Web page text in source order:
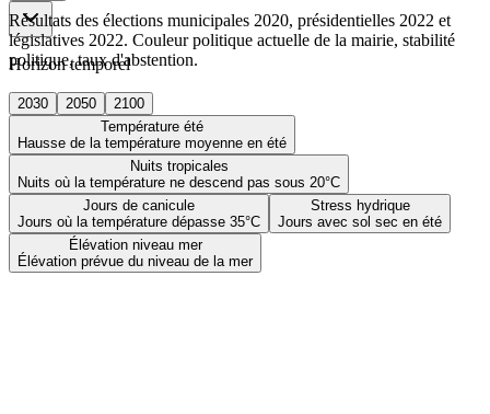
Horizon temporel
2030 2050
2100
Température été
Hausse de la température moyenne en été
Nuits tropicales
Nuits où la température ne descend pas sous 20°C
Jours de canicule
Jours où la température dépasse 35°C
Stress hydrique
Jours avec sol sec en été
Élévation niveau mer
Élévation prévue du niveau de la mer
Résultats des élections municipales 2020, présidentielles 2022 et
législatives 2022. Couleur politique actuelle de la mairie, stabilité
politique, taux d'abstention.